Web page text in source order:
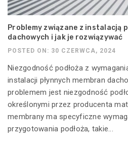
Problemy związane z instalacją
dachowych i jak je rozwiązywać
POSTED ON: 30 CZERWCA, 2024
Niezgodność podłoża z
instalacji płynnych membran
problemem jest niezgodność
określonymi przez producenta
membrany ma specyficzne
przygotowania podłoża, takie...